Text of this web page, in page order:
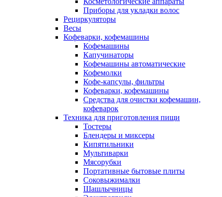
Приборы для укладки волос
Рециркуляторы
Весы
Кофеварки, кофемашины
Кофемашины
Капучинаторы
Кофемашины автоматические
Кофемолки
Кофе-капсулы, фильтры
Кофеварки, кофемашины
Средства для очистки кофемашин,
кофеварок
Техника для приготовления пищи
Тостеры
Блендеры и миксеры
Кипятильники
Мультиварки
Мясорубки
Портативные бытовые плиты
Соковыжималки
Шашлычницы